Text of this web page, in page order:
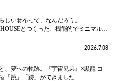
しい財布って、なんだろう。
とつくった、機能的でミニマルな
2026.7.08
、夢への軌跡。『宇宙兄弟』×黒龍 コ
「跳」「跡」ができました